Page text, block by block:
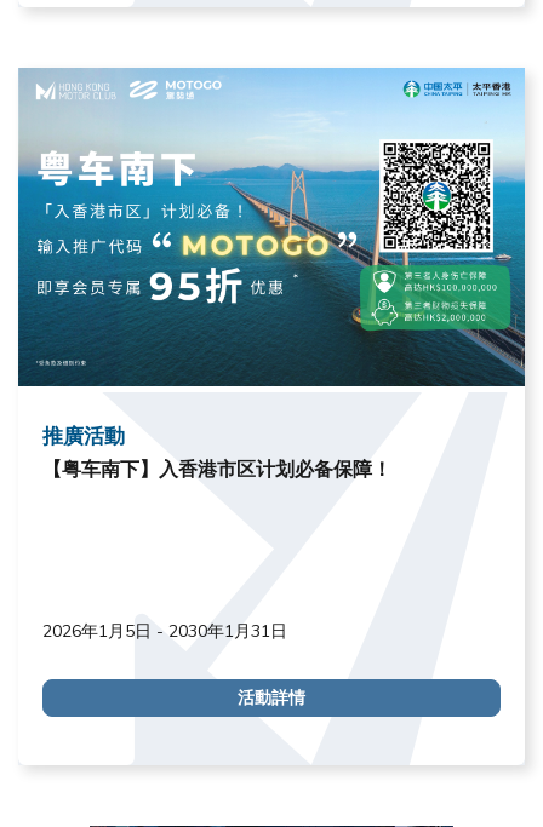
推廣活動
【粤车南下】入香港市区计划必备保障！
2026年1月5日 - 2030年1月31日
活動詳情